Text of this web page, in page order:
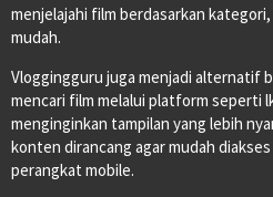
menjelajahi film berdasarkan
mudah.
Vloggingguru juga menjadi alternatif
mencari film melalui platform seperti
menginginkan tampilan yang lebih
konten dirancang agar mudah
perangkat mobile.